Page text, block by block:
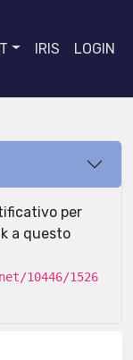
IRIS LOGIN
per
a questo
10446/1526